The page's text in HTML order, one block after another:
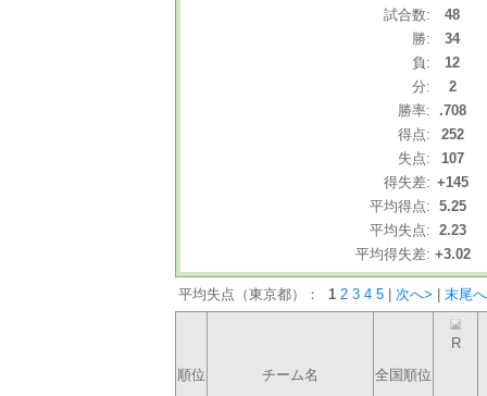
試合数:
48
勝:
34
負:
12
分:
2
勝率:
.708
得点:
252
失点:
107
得失差: +145
平均得点: 5.25
平均失点: 2.23
平均得失差: +3.02
平均失点（東京都）： 1 2 3 4 5 次へ> 末尾
順位 チーム名 全国順位
R